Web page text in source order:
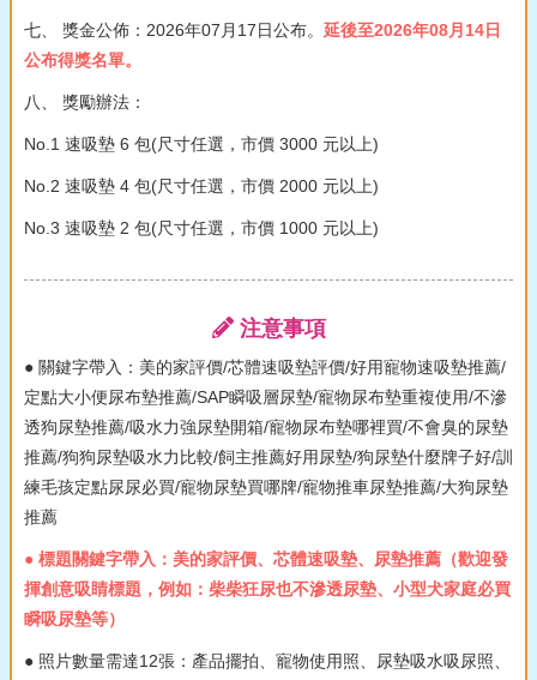
七、 獎金公佈：2026年07月17日公布。 延後至2026年08月14日
公布得獎名單。
八、 獎勵辦法：
No.1 速吸墊 6 包(尺寸任選，市價 3000 元以上)
No.2 速吸墊 4 包(尺寸任選，市價 2000 元以上)
No.3 速吸墊 2 包(尺寸任選，市價 1000 元以上)
注意事項
● 關鍵字帶入：美的家評價/芯體速吸墊評價/好用寵物速吸墊推薦/
定點大小便尿布墊推薦/SAP瞬吸層尿墊/寵物尿布墊重複使用/不滲
透狗尿墊推薦/吸水力強尿墊開箱/寵物尿布墊哪裡買/不會臭的尿墊
推薦/狗狗尿墊吸水力比較/飼主推薦好用尿墊/狗尿墊什麼牌子好/訓
練毛孩定點尿尿必買/寵物尿墊買哪牌/寵物推車尿墊推薦/大狗尿墊
推薦
● 標題關鍵字帶入：美的家評價、芯體速吸墊、尿墊推薦（歡迎發
揮創意吸睛標題，例如：柴柴狂尿也不滲透尿墊、小型犬家庭必買
瞬吸尿墊等）
● 照片數量需達12張：產品擺拍、寵物使用照、尿墊吸水吸尿照、